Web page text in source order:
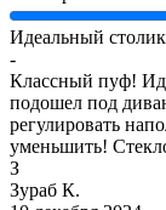
Идеальный
-
Классный пуф!
подошел под
регулировать
уменьшить!
З
Зураб К.